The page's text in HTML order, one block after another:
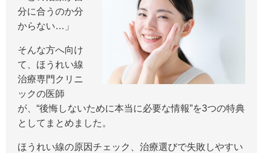
分に合うのか分
からない…」
そんな方へ向け
て、ほうれい線
治療専門クリニ
ックの医師
が、“後悔しないために本当に必要な情報”を3つの特典
としてまとめました。
ほうれい線の原因チェック、治療選びで失敗しやすい